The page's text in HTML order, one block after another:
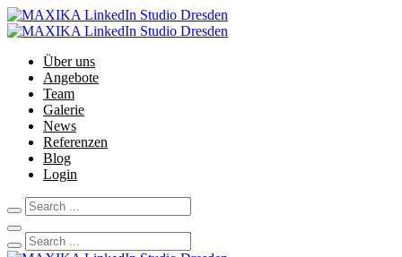
Über uns
Angebote
Team
Galerie
News
Referenzen
Blog
Login